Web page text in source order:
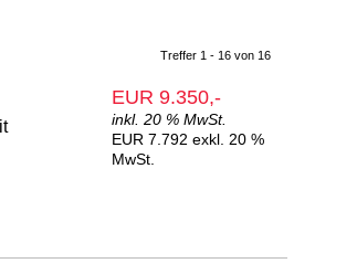
Treffer 1 - 16 von 16
EUR 9.350,-
inkl. 20 % MwSt.
EUR 7.792 exkl. 20 %
MwSt.